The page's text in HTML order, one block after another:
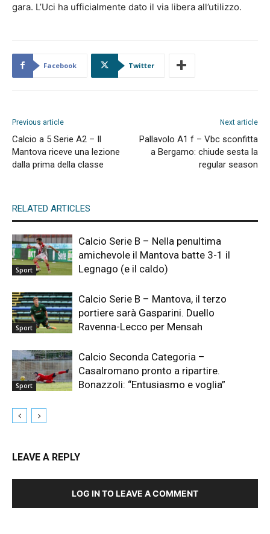
gara. L’Uci ha ufficialmente dato il via libera all’utilizzo.
Facebook Twitter
Previous article
Calcio a 5 Serie A2 – Il
Mantova riceve una lezione
dalla prima della classe
Next article
Pallavolo A1 f – Vbc sconfitta
a Bergamo: chiude sesta la
regular season
RELATED ARTICLES
Sport
Calcio Serie B – Nella penultima
amichevole il Mantova batte 3-1 il
Legnago (e il caldo)
Sport
Calcio Serie B – Mantova, il terzo
portiere sarà Gasparini. Duello
Ravenna-Lecco per Mensah
Sport
Calcio Seconda Categoria –
Casalromano pronto a ripartire.
Bonazzoli: “Entusiasmo e voglia”
LEAVE A REPLY
LOG IN TO LEAVE A COMMENT